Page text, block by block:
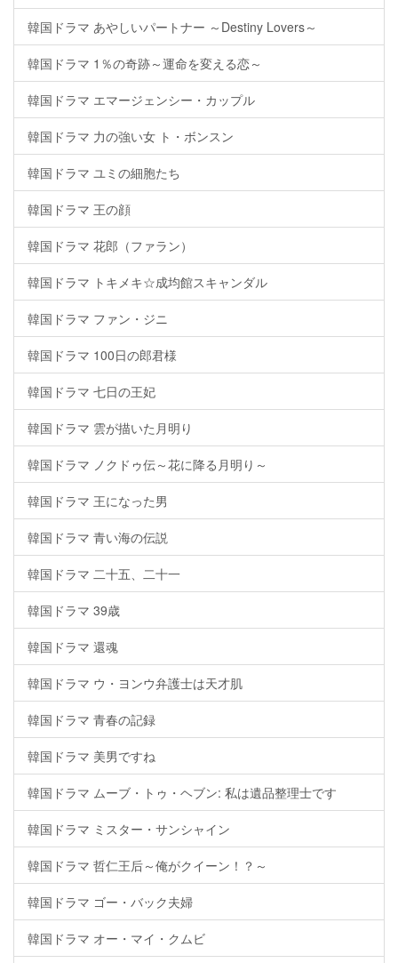
韓国ドラマ あやしいパートナー ～Destiny Lovers～
韓国ドラマ 1％の奇跡～運命を変える恋～
韓国ドラマ エマージェンシー・カップル
韓国ドラマ 力の強い女 ト・ボンスン
韓国ドラマ ユミの細胞たち
韓国ドラマ 王の顔
韓国ドラマ 花郎（ファラン）
韓国ドラマ トキメキ☆成均館スキャンダル
韓国ドラマ ファン・ジニ
韓国ドラマ 100日の郎君様
韓国ドラマ 七日の王妃
韓国ドラマ 雲が描いた月明り
韓国ドラマ ノクドゥ伝～花に降る月明り～
韓国ドラマ 王になった男
韓国ドラマ 青い海の伝説
韓国ドラマ 二十五、二十一
韓国ドラマ 39歳
韓国ドラマ 還魂
韓国ドラマ ウ・ヨンウ弁護士は天才肌
韓国ドラマ 青春の記録
韓国ドラマ 美男ですね
韓国ドラマ ムーブ・トゥ・ヘブン: 私は遺品整理士です
韓国ドラマ ミスター・サンシャイン
韓国ドラマ 哲仁王后～俺がクイーン！？～
韓国ドラマ ゴー・バック夫婦
韓国ドラマ オー・マイ・クムビ